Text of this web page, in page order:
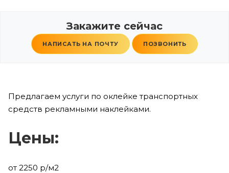
Закажите сейчас
НАПИСАТЬ НА ПОЧТУ ПОЗВОНИТЬ
Предлагаем услуги по оклейке транспортных
средств рекламными наклейками.
Цены:
от 2250 р/м2